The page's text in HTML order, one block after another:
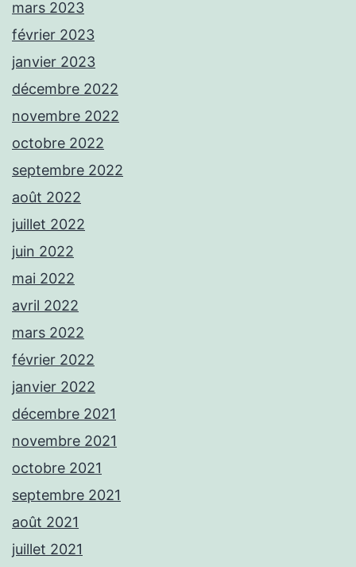
mars 2023
février 2023
janvier 2023
décembre 2022
novembre 2022
octobre 2022
septembre 2022
août 2022
juillet 2022
juin 2022
mai 2022
avril 2022
mars 2022
février 2022
janvier 2022
décembre 2021
novembre 2021
octobre 2021
septembre 2021
août 2021
juillet 2021